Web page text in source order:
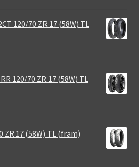
120/70 ZR 17 (58W) TL
120/70 ZR 17 (58W) TL
ZR 17 (58W) TL (fram)